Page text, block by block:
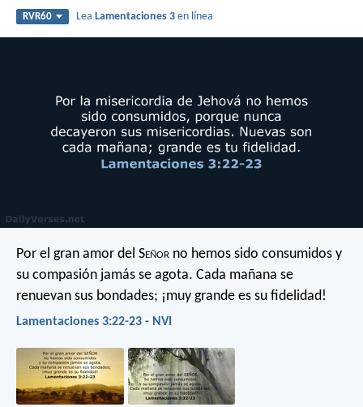
RVR60 LeaLamentaciones 3 en línea
Por el gran amor del Señor no hemos sido consumidos y
su compasión jamás se agota. Cada mañana se
renuevan sus bondades; ¡muy grande es su fidelidad!
Lamentaciones 3:22-23 - NVI